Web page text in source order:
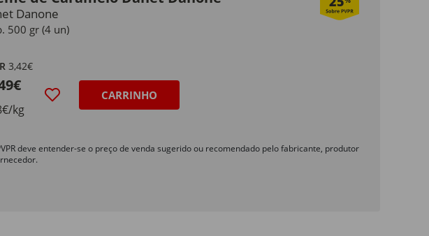
Danone
500 gr (4 un)
3,42€
kg
CARRINHO
deve entender-se o preço de venda sugerido ou recomendado pelo fabricante, produtor